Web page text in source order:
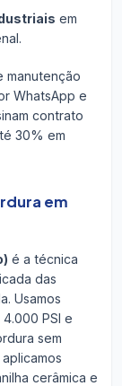
em
manutenção
WhatsApp e
contrato
30% em
em
é a técnica
das
Usamos
PSI e
sem
cerâmica e